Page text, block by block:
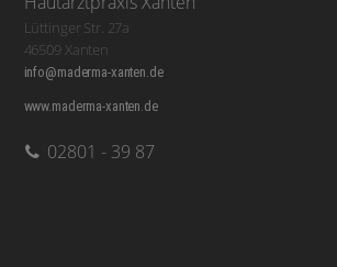
Lüttinger Str. 27a
46509 Xanten
info@maderma-xanten.de
www.maderma-xanten.de
02801 - 39 87